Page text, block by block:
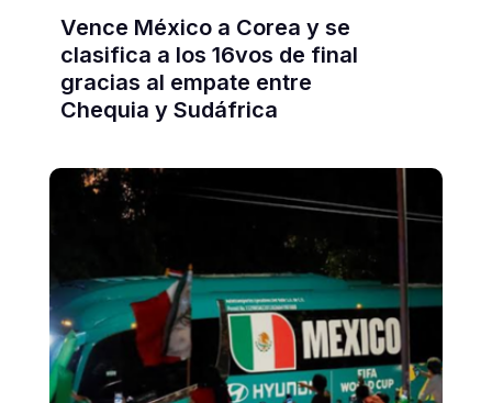
Vence México a Corea y se
clasifica a los 16vos de final
gracias al empate entre
Chequia y Sudáfrica